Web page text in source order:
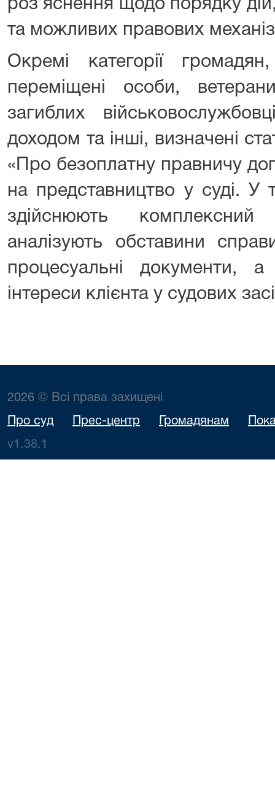
роз’яснення щодо порядку
та можливих правових
Окремі категорії
переміщені особи,
загиблих
доходом та інші, визначені
«Про безоплатну правничу
на представництво у суді. У
здійснюють
аналізують обставини
процесуальні документи,
інтереси клієнта у судових
2026 © Всі права захищені
Про суд Прес-центр Громадянам
v1.38.1